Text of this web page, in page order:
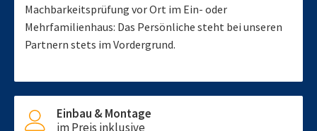
Machbarkeitsprüfung vor Ort im Ein- oder
Mehrfamilienhaus: Das Persönliche steht bei unseren
Partnern stets im Vordergrund.
Einbau & Montage
im Preis inklusive